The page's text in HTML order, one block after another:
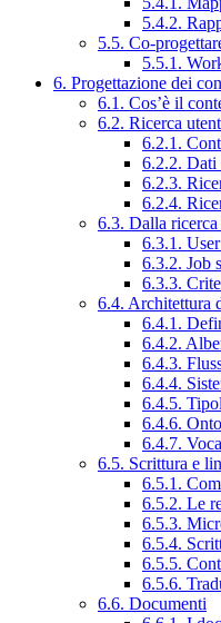
5.4.2.
5.5. Co-
5.5.1.
6. Progettazione dei
6.1. Cos’è il
6.2. Ricerca
6.2.1.
6.2.2. Dati
6.2.3.
6.2.4.
6.3. Dalla
6.3.1.
6.3.2. Job
6.3.3.
6.4. Architettura
6.4.1.
6.4.2.
6.4.3.
6.4.4.
6.4.5.
6.4.6.
6.4.7.
6.5. Scrittura e
6.5.1.
6.5.2. Le
6.5.3.
6.5.4.
6.5.5.
6.5.6.
6.6. Documenti